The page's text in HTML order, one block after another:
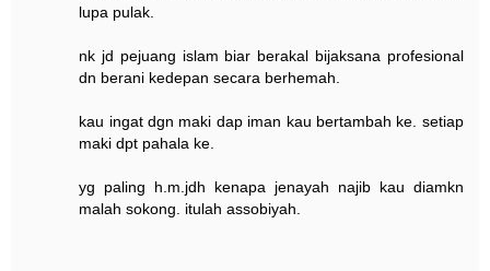
lupa pulak.
nk jd pejuang islam biar berakal bijaksana profesional
dn berani kedepan secara berhemah.
kau ingat dgn maki dap iman kau bertambah ke. setiap
maki dpt pahala ke.
yg paling h.m.jdh kenapa jenayah najib kau diamkn
malah sokong. itulah assobiyah.